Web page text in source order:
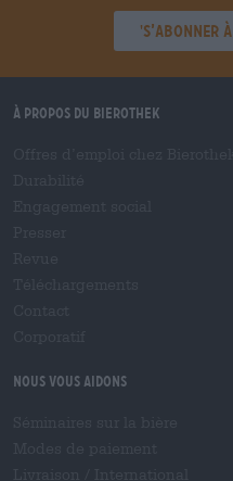
'S’abonner
À propos du Bierothek
Nous vous aidons